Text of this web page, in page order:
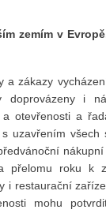
zemím v
a zákazy
doprovázeny i
a otevřenosti a
uzavřením všech
přelomu roku k
i restaurační
mohu